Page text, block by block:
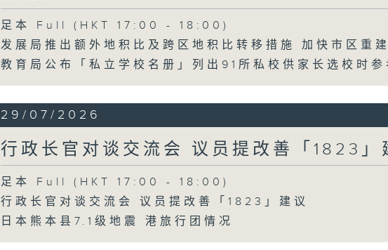
足本 Full (HKT 17:00 - 18:00)
发展局推出额外地积比及跨区地积比转移措施 加快市区重
教育局公布「私立学校名册」列出91所私校供家长选校时参
29/07/2026
行政长官对谈交流会 议员提改善「1823」
足本 Full (HKT 17:00 - 18:00)
行政长官对谈交流会 议员提改善「1823」建议
日本熊本县7.1级地震 港旅行团情况